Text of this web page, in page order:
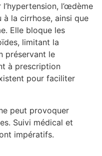
l’œdème
à la cirrhose, ainsi que
Elle bloque les
limitant la
préservant le
à prescription
pour faciliter
peut provoquer
Suivi médical et
impératifs.